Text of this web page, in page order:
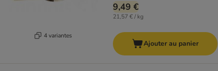
4 variantes
9,49 €
21,57 € / kg
Ajouter au panier